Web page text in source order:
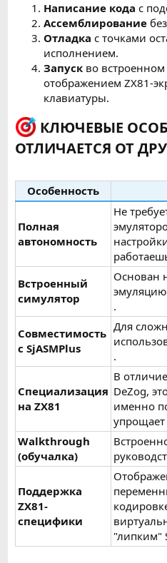
Написание кода с
Ассемблирование
Отладка с точками
исполнением.
Запуск во
отображением ZX81-
клавиатуры.
КЛЮЧЕВЫЕ
ОТЛИЧАЕТСЯ ОТ
Особенность
Полная
автономность
Не
Встроенный
симулятор
Основан
эмуляцию
.
Совместимость
с SjASMPlus
Для
.
Специализация
на ZX81
В
DeZog,
именно
упрощает
Walkthrough
(обучалка)
Поддержка
ZX81-
специфики
"липким"